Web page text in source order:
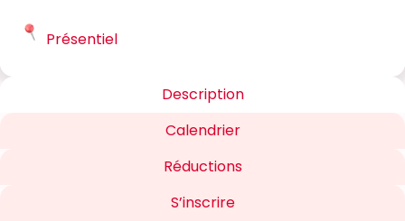
Présentiel
Description
Calendrier
Réductions
S’inscrire